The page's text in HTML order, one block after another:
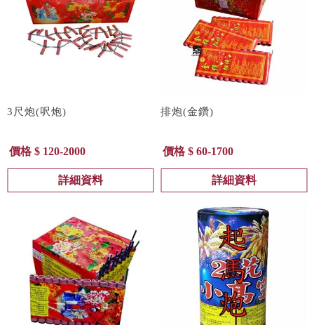
3尺炮(呎炮)
價格 $ 120-2000
詳細資料
排炮(金鑽)
價格 $ 60-1700
詳細資料